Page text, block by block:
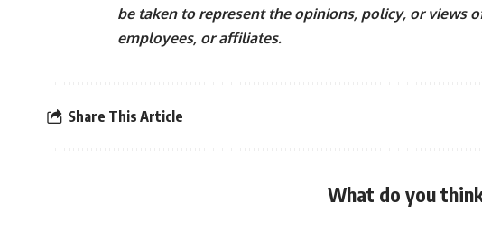
be taken to represent the opinions, policy, or views
employees, or affiliates.
Share This Article
What do you